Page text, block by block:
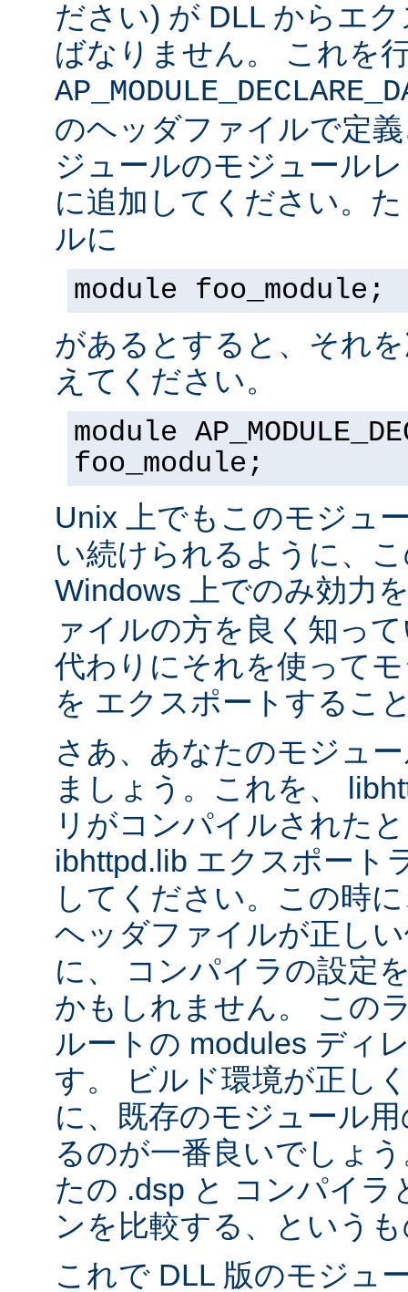
ださい) が DLL からエ
ばなりません。 これを
のヘッダファイルで定
ジュールのモジュール
に追加してください。
ルに
module foo_module;
があるとすると、それ
えてください。
module
foo_module;
Unix 上でもこのモジュ
い続けられるように、
Windows 上でのみ効力
ァイルの方を良く知っ
代わりにそれを使って
を エクスポートするこ
さあ、あなたのモジュ
ましょう。これを、
リがコンパイルされた
ibhttpd.lib エクスポート
してください。この時
ヘッダファイルが正し
に、 コンパイラの設定
かもしれません。 この
ルートの modules ディ
す。 ビルド環境が正し
に、既存のモジュール
るのが一番良いでしょ
たの .dsp と コンパイ
ンを比較する、という
これで DLL 版のモジュ